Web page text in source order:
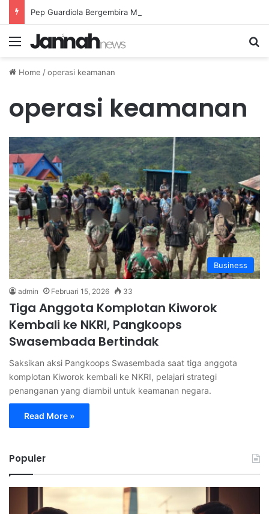
Menu
Home /operasi keamanan
operasi keamanan
Business
admin Februari 15, 2026 33
Tiga Anggota Komplotan Kiworok
Kembali ke NKRI, Pangkoops
Swasembada Bertindak
Saksikan aksi Pangkoops Swasembada saat tiga anggota
komplotan Kiworok kembali ke NKRI, pelajari strategi
penanganan yang diambil untuk keamanan negara.
Read More »
Populer